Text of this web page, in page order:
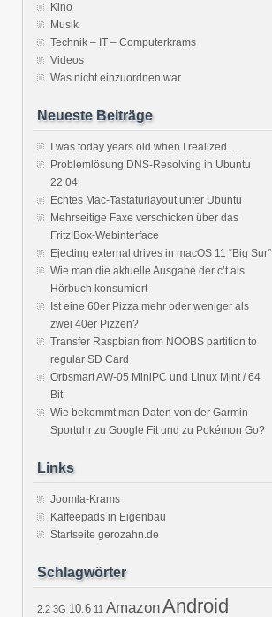
Kino
Musik
Technik – IT – Computerkrams
Videos
Was nicht einzuordnen war
Neueste Beiträge
I was today years old when I realized …
Problemlösung DNS-Resolving in Ubuntu
22.04
Echtes Mac-Tastaturlayout unter Ubuntu
Mehrseitige Faxe verschicken über das
Fritz!Box-Webinterface
Ejecting external drives in macOS 11 “Big Sur”
Wie man die aktuelle Ausgabe der c’t als
Hörbuch konsumiert
Ist eine 60er Pizza mehr oder weniger als
zwei 40er Pizzen?
Transfer Raspbian from NOOBS partition to
regular SD Card
Orbsmart AW-05 MiniPC und Linux Mint / 64
Bit
Wie bekommt man Daten von der Garmin-
Sportuhr zu Google Fit und zu Pokémon Go?
Links
Joomla-Krams
Kaffeepads in Eigenbau
Startseite gerozahn.de
Schlagwörter
2.2 3G 10.6 11 AmazonAndroid